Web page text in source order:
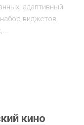
адаптивный
виджетов,
кино